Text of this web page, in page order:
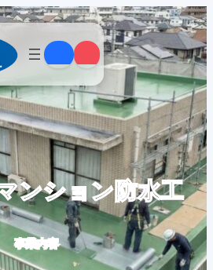
ンション防水工
事業内容